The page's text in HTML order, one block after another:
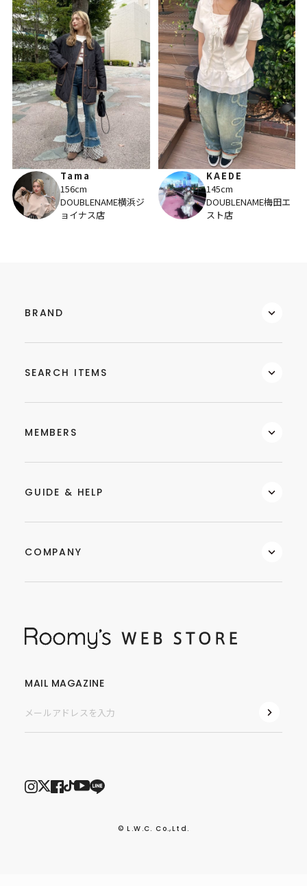
Tama
156cm
DOUBLENAME横浜ジ
ョイナス店
KAEDE
145cm
DOUBLENAME梅田エ
スト店
BRAND
SEARCH ITEMS
MEMBERS
GUIDE & HELP
COMPANY
MAIL MAGAZINE
© L.W.C. Co.,Ltd.